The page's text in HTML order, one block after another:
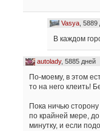
Vasya ,
В каждом
autolady, 5885 дней
По-моему, в этом
то на него клеить!
Пока ничью
по крайней мере,
минутку, и если